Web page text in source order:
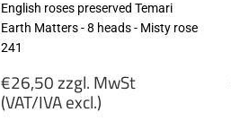
English roses preserved Temari
Earth Matters - 8 heads - Misty rose
241
Regular
price
€26,50 zzgl. MwSt
(VAT/IVA excl.)